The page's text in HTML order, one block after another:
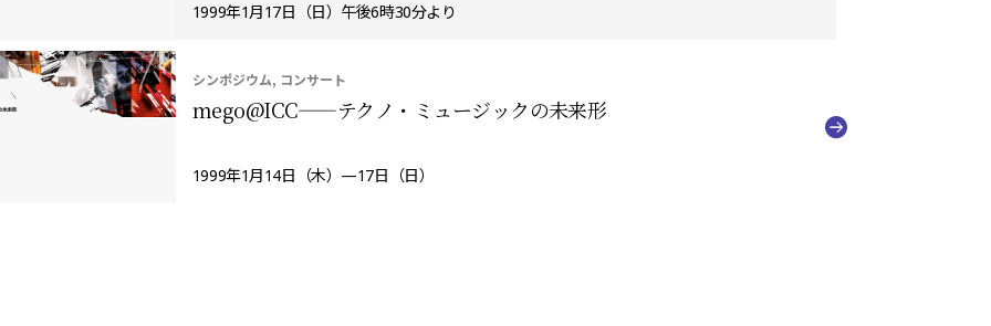
1999年1月17日（日）午後6時30分より
シンポジウム, コンサート
mego@ICC——テクノ・ミュージックの未来形
1999年1月14日（木）—17日（日）